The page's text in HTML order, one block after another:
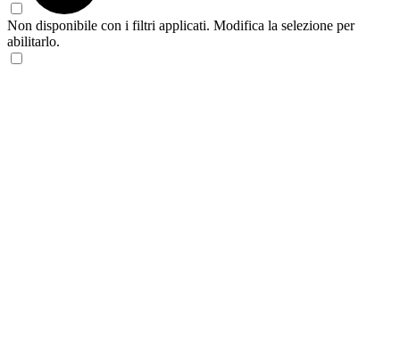
Non disponibile con i filtri applicati. Modifica la selezione per
abilitarlo.